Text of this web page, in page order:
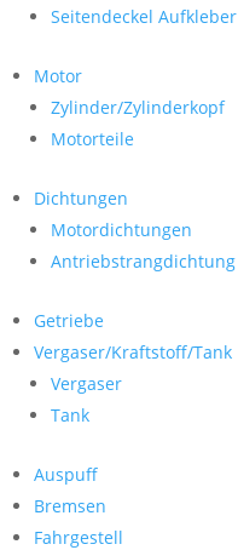
Seitendeckel Aufkleber
Motor
Zylinder/Zylinderkopf
Motorteile
Dichtungen
Motordichtungen
Antriebstrangdichtung
Getriebe
Vergaser/Kraftstoff/Tank
Vergaser
Tank
Auspuff
Bremsen
Fahrgestell